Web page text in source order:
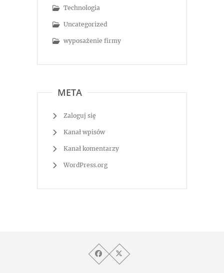
Technologia
Uncategorized
wyposażenie firmy
META
Zaloguj się
Kanał wpisów
Kanał komentarzy
WordPress.org